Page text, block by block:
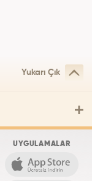
Yukarı Çık
UYGULAMALAR